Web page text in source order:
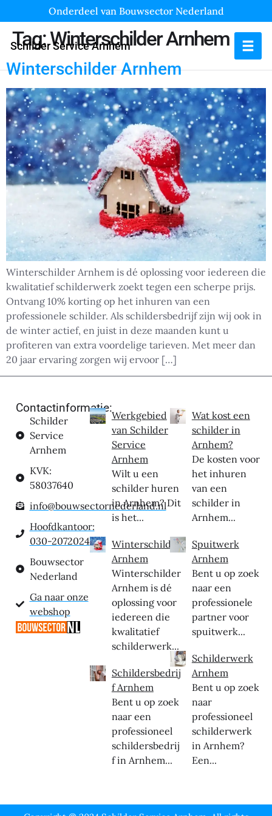
Onderdeel van Bouwsector Nederland
Schilder Service Arnhem
Tag:Winterschilder Arnhem
Winterschilder Arnhem
Winterschilder Arnhem is dé oplossing voor iedereen die
kwalitatief schilderwerk zoekt tegen een scherpe prijs.
Ontvang 10% korting op het inhuren van een
professionele schilder. Als schildersbedrijf zijn wij ook in
de winter actief, en juist in deze maanden kunt u
profiteren van extra voordelige tarieven. Met meer dan
20 jaar ervaring zorgen wij ervoor […]
Contactinformatie:
Schilder
Service
Arnhem
KVK:
58037640
info@bouwsectornederland.nl
Hoofdkantoor:
030-2072024
Bouwsector
Nederland
Ga naar onze
webshop
Werkgebied
van Schilder
Service
Arnhem
Wilt u een
schilder huren
in Arnhem? Dit
is het...
Winterschilder
Arnhem
Winterschilder
Arnhem is dé
oplossing voor
iedereen die
kwalitatief
schilderwerk...
Schildersbedrij
f Arnhem
Bent u op zoek
naar een
professioneel
schildersbedrij
f in Arnhem...
Wat kost een
schilder in
Arnhem?
De kosten voor
het inhuren
van een
schilder in
Arnhem...
Spuitwerk
Arnhem
Bent u op zoek
naar een
professionele
partner voor
spuitwerk...
Schilderwerk
Arnhem
Bent u op zoek
naar
professioneel
schilderwerk
in Arnhem?
Een...